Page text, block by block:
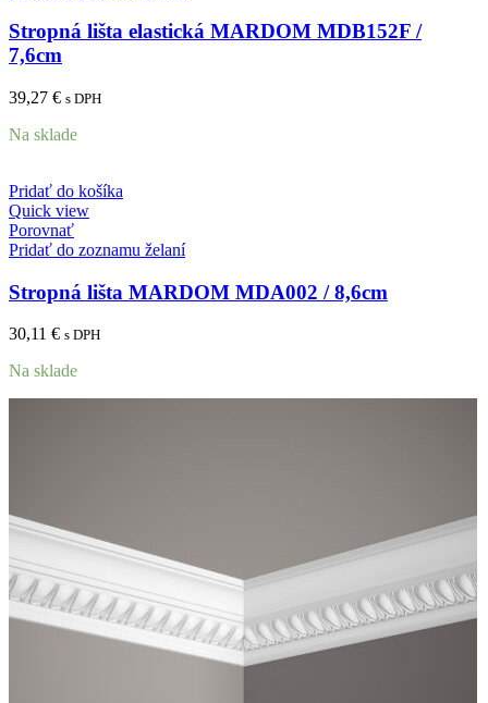
Stropná lišta elastická MARDOM MDB152F /
7,6cm
39,27 € s DPH
Na sklade
Pridať do košíka
Quick view
Porovnať
Pridať do zoznamu želaní
Stropná lišta MARDOM MDA002 / 8,6cm
30,11 € s DPH
Na sklade